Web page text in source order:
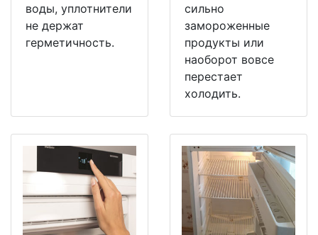
воды, уплотнители
не держат
герметичность.
сильно
замороженные
продукты или
наоборот вовсе
перестает
холодить.